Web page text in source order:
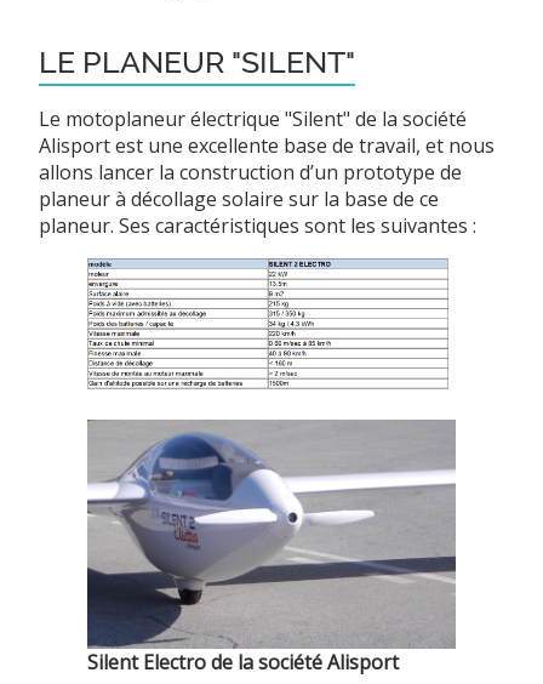
LE PLANEUR "SILENT"
Le motoplaneur électrique "Silent" de la société
Alisport est une excellente base de travail, et nous
allons lancer la construction d’un prototype de
planeur à décollage solaire sur la base de ce
planeur. Ses caractéristiques sont les suivantes :
Silent Electro de la société Alisport